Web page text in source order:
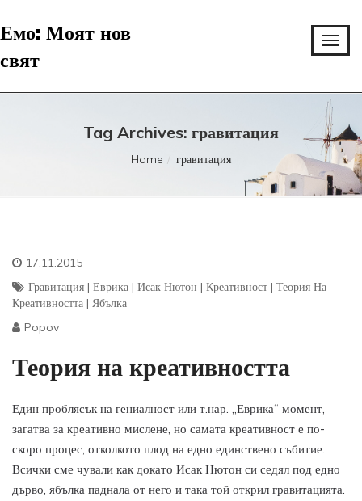
Емо: Моят нов
свят
Tag Archives: гравитация
Home гравитация
17.11.2015
Гравитация | Еврика | Исак Нютон | Креативност | Теория На
Креативността | Ябълка
Popov
Теория на креативността
Един проблясък на гениалност или т.нар. „Еврика“ момент,
загатва за креативно мислене, но самата креативност е по-
скоро процес, отколкото плод на едно единствено събитие.
Всички сме чували как докато Исак Нютон си седял под едно
дърво, ябълка паднала от него и така той открил гравитацията.